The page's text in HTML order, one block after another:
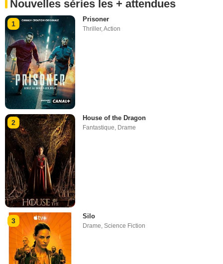
Nouvelles séries les + attendues
1
Prisoner
Thriller,Action
2
House of the Dragon
Fantastique Drame
3
Silo
Drame,Science Fiction